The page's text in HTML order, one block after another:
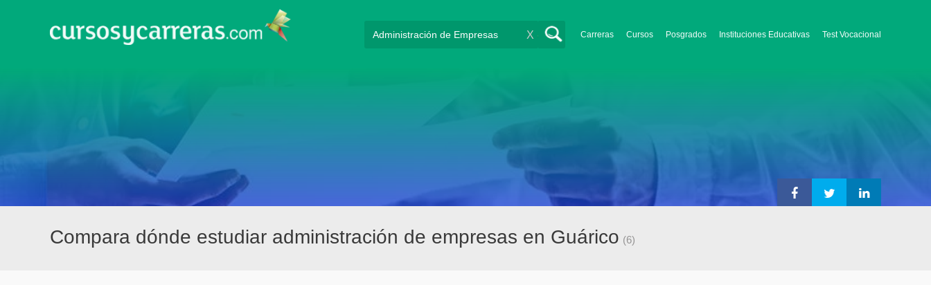
Carreras Cursos Posgrados Instituciones Educativas Test Vocacional
X
Compara dónde estudiar administración de empresas en Guárico (6)